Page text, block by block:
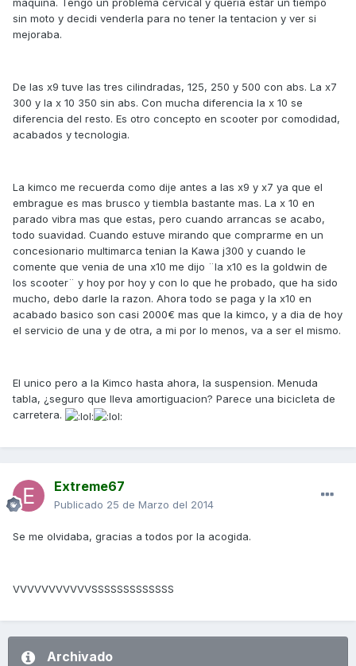
maquina. Tengo un problema cervical y queria estar un tiempo
sin moto y decidi venderla para no tener la tentacion y ver si
mejoraba.
De las x9 tuve las tres cilindradas, 125, 250 y 500 con abs. La x7
300 y la x 10 350 sin abs. Con mucha diferencia la x 10 se
diferencia del resto. Es otro concepto en scooter por comodidad,
acabados y tecnologia.
La kimco me recuerda como dije antes a las x9 y x7 ya que el
embrague es mas brusco y tiembla bastante mas. La x 10 en
parado vibra mas que estas, pero cuando arrancas se acabo,
todo suavidad. Cuando estuve mirando que comprarme en un
concesionario multimarca tenian la Kawa j300 y cuando le
comente que venia de una x10 me dijo ¨la x10 es la goldwin de
los scooter¨ y hoy por hoy y con lo que he probado, que ha sido
mucho, debo darle la razon. Ahora todo se paga y la x10 en
acabado basico son casi 2000€ mas que la kimco, y a dia de hoy
el servicio de una y de otra, a mi por lo menos, va a ser el mismo.
El unico pero a la Kimco hasta ahora, la suspension. Menuda
tabla, ¿seguro que lleva amortiguacion? Parece una bicicleta de
carretera.
Extreme67
Publicado 25 de Marzo del 2014
Se me olvidaba, gracias a todos por la acogida.
VVVVVVVVVVVSSSSSSSSSSSSS
Archivado